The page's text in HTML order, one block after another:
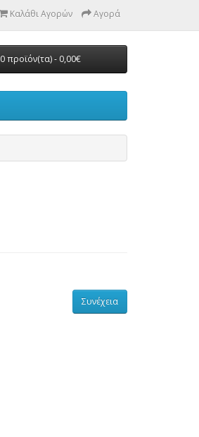
Καλάθι Αγορών Αγορά
0 προϊόν(τα) - 0,00€
Συνέχεια